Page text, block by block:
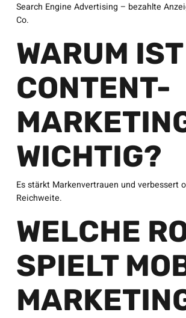
Search Engine Advertising – bezahlte
Co.
WARUM IST
CONTENT-
WICHTIG?
Es stärkt Markenvertrauen und verbessert
Reichweite.
WELCHE
SPIELT